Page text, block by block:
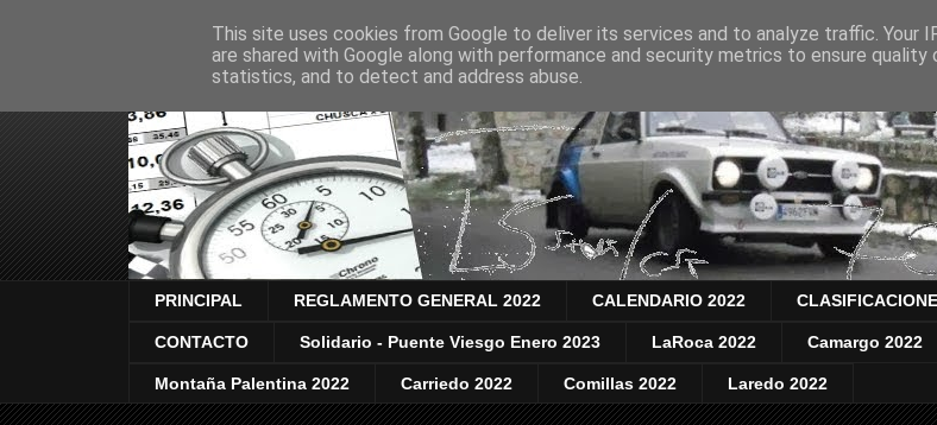
PRINCIPAL REGLAMENTO GENERAL 2022 CALENDARIO 2022
CONTACTO Solidario - Puente Viesgo Enero 2023 LaRoca 2022 Camargo 2022
Montaña Palentina 2022 Carriedo 2022 Comillas 2022 Laredo 2022
This site uses cookies from Google to deliver its services and to analyze traffic. Your
are shared with Google along with performance and security metrics to ensure quality
statistics, and to detect and address abuse.